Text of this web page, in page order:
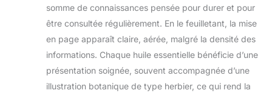
somme de connaissances pensée pour durer et pour
être consultée régulièrement. En le feuilletant, la mise
en page apparaît claire, aérée, malgré la densité des
informations. Chaque huile essentielle bénéficie d’une
présentation soignée, souvent accompagnée d’une
illustration botanique de type herbier, ce qui rend la